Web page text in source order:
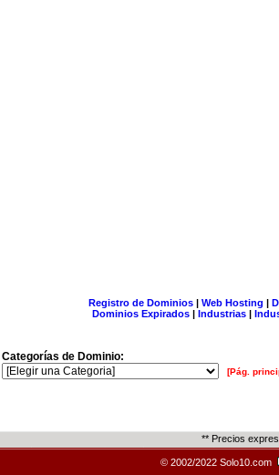
Registro de Dominios| Web Hosting |
Dominios Expirados | Industrias |
Categorías de Dominio:
[Pág.
** Precios
© 2002/2022 Solo10.com